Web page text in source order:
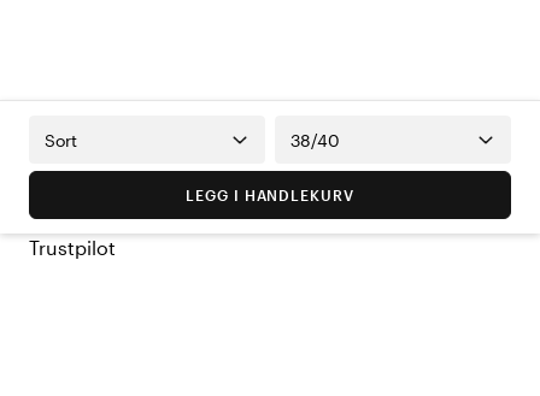
Sort 38/40
LEGG I HANDLEKURV
Trustpilot